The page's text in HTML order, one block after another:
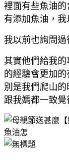
裡面有些魚油
有添加魚油，我
我以前也詢問過
其實他們給我
的經驗會更加
別是我們爬山
跟我媽都一致覺